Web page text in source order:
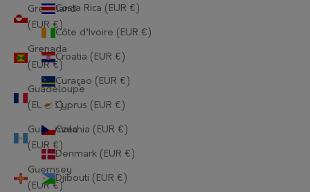
Greenland
(EUR €)
Grenada
(EUR €)
Guadeloupe
(EUR €)
Guatemala
(EUR €)
Guernsey
(EUR €)
Costa Rica (EUR €)
Côte d’Ivoire (EUR €)
Croatia (EUR €)
Curaçao (EUR €)
Cyprus (EUR €)
Czechia (EUR €)
Denmark (EUR €)
Djibouti (EUR €)